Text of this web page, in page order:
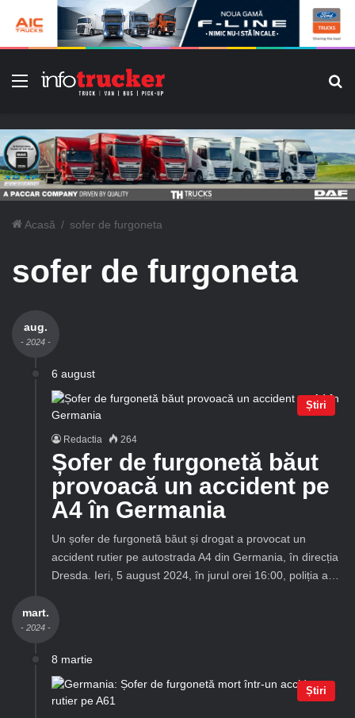
Meniu
Acasă / sofer de furgoneta
sofer de furgoneta
aug.
- 2024 -
6 august
Știri
Redactia 264
Șofer de furgonetă băut
provoacă un accident pe
A4 în Germania
Un șofer de furgonetă băut și drogat a provocat un
accident rutier pe autostrada A4 din Germania, în direcția
Dresda. Ieri, 5 august 2024, în jurul orei 16:00, poliția a…
mart.
- 2024 -
8 martie
Știri